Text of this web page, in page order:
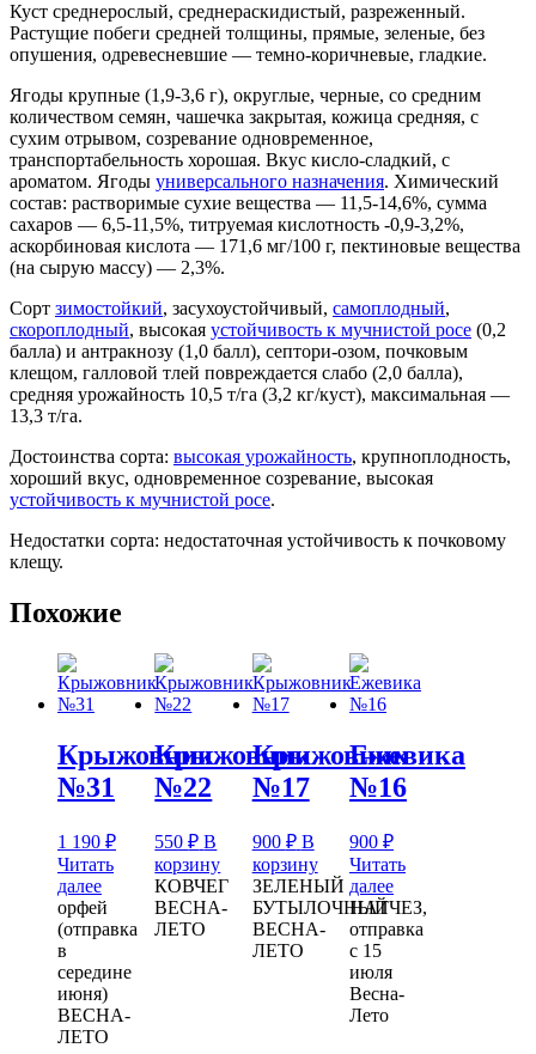
Куст среднерослый, среднераскидистый, разреженный.
Растущие побеги средней толщины, прямые, зеленые, без
опушения, одревесневшие — темно-коричневые, гладкие.
Ягоды крупные (1,9-3,6 г), округлые, черные, со средним
количеством семян, чашечка закрытая, кожица средняя, с
сухим отрывом, созревание одновременное,
транспортабельность хорошая. Вкус кисло-сладкий, с
ароматом. Ягоды универсального назначения. Химический
состав: растворимые сухие вещества — 11,5-14,6%, сумма
сахаров — 6,5-11,5%, титруемая кислотность -0,9-3,2%,
аскорбиновая кислота — 171,6 мг/100 г, пектиновые вещества
(на сырую массу) — 2,3%.
Сорт зимостойкий, засухоустойчивый, самоплодный,
скороплодный, высокая устойчивость к мучнистой росе (0,2
балла) и антракнозу (1,0 балл), септори-озом, почковым
клещом, галловой тлей повреждается слабо (2,0 балла),
средняя урожайность 10,5 т/га (3,2 кг/куст), максимальная —
13,3 т/га.
Достоинства сорта: высокая урожайность, крупноплодность,
хороший вкус, одновременное созревание, высокая
устойчивость к мучнистой росе.
Недостатки сорта: недостаточная устойчивость к почковому
клещу.
Похожие
Крыжовник
№31
1 190 ₽
Читать
далее
орфей
(отправка
в
середине
июня)
ВЕСНА-
ЛЕТО
Крыжовник
№22
550₽ В
корзину
КОВЧЕГ
ВЕСНА-
ЛЕТО
Крыжовник
№17
900 ₽ В
корзину
ЗЕЛЕНЫЙ
БУТЫЛОЧНЫЙ
ВЕСНА-
ЛЕТО
Ежевика
№16
900 ₽
Читать
далее
НАТЧЕЗ,
отправка
с 15
июля
Весна-
Лето